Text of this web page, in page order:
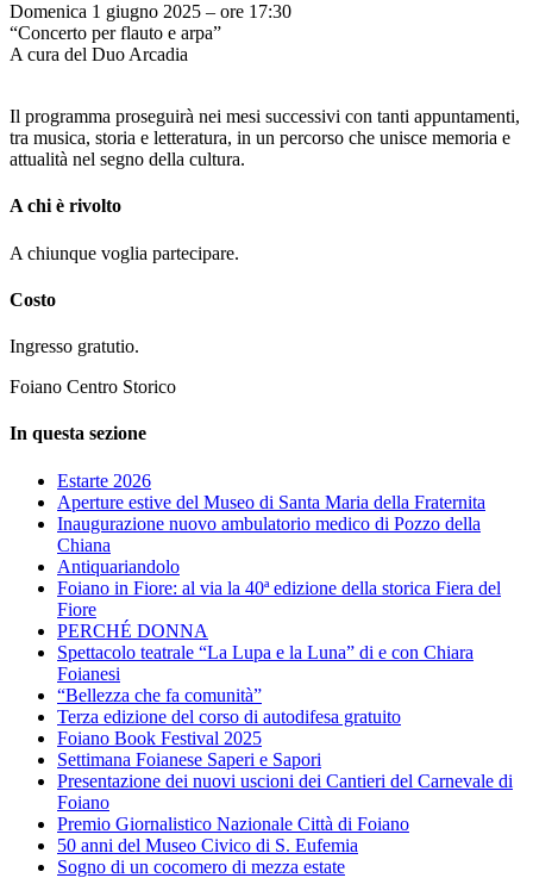
Domenica 1 giugno 2025 – ore 17:30
“Concerto per flauto e arpa”
A cura del Duo Arcadia
Il programma proseguirà nei mesi successivi con tanti appuntamenti,
tra musica, storia e letteratura, in un percorso che unisce memoria e
attualità nel segno della cultura.
A chi è rivolto
A chiunque voglia partecipare.
Costo
Ingresso gratutio.
Foiano Centro Storico
In questa sezione
Estarte 2026
Aperture estive del Museo di Santa Maria della Fraternita
Inaugurazione nuovo ambulatorio medico di Pozzo della
Chiana
Antiquariandolo
Foiano in Fiore: al via la 40ª edizione della storica Fiera del
Fiore
PERCHÉ DONNA
Spettacolo teatrale “La Lupa e la Luna” di e con Chiara
Foianesi
“Bellezza che fa comunità”
Terza edizione del corso di autodifesa gratuito
Foiano Book Festival 2025
Settimana Foianese Saperi e Sapori
Presentazione dei nuovi uscioni dei Cantieri del Carnevale di
Foiano
Premio Giornalistico Nazionale Città di Foiano
50 anni del Museo Civico di S. Eufemia
Sogno di un cocomero di mezza estate